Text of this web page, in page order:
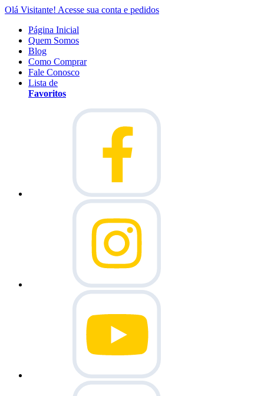
Olá Visitante! Acesse sua conta e pedidos
Página Inicial
Quem Somos
Blog
Como Comprar
Fale Conosco
Lista de
Favoritos